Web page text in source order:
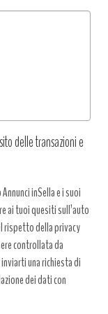
delle transazioni e
inSella e i suoi
ai tuoi quesiti sull’auto
rispetto della privacy
controllata da
una richiesta di
dei dati con